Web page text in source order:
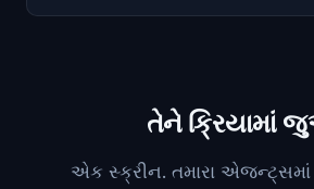
તેને ક્રિયામાં
એક સ્ક્રીન. તમારા